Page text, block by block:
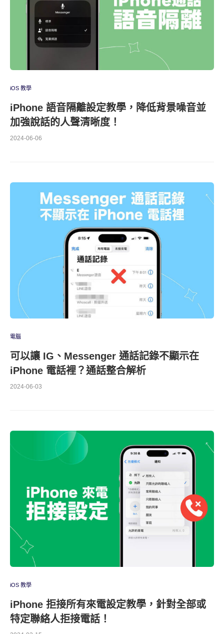
iOS 教學
iPhone 語音隔離設定教學，降低背景噪音並
加強說話的人聲清晰度！
2024-06-06
電腦
可以讓 IG、Messenger 通話記錄不顯示在
iPhone 電話裡？通話整合解析
2024-06-03
iOS 教學
iPhone 拒接所有來電設定教學，針對全部或
特定聯絡人拒接電話！